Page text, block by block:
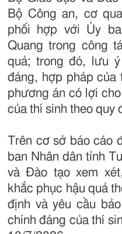
Bộ Công an, cơ
phối hợp với Ủy
Quang trong công
quả; trong đó, lưu
đáng, hợp pháp của
phương án có lợi
của thí sinh theo quy
Trên cơ sở báo cáo
ban Nhân dân tỉnh
và Đào tạo xem
khắc phục hậu quả
định và yêu cầu
chính đáng của thí